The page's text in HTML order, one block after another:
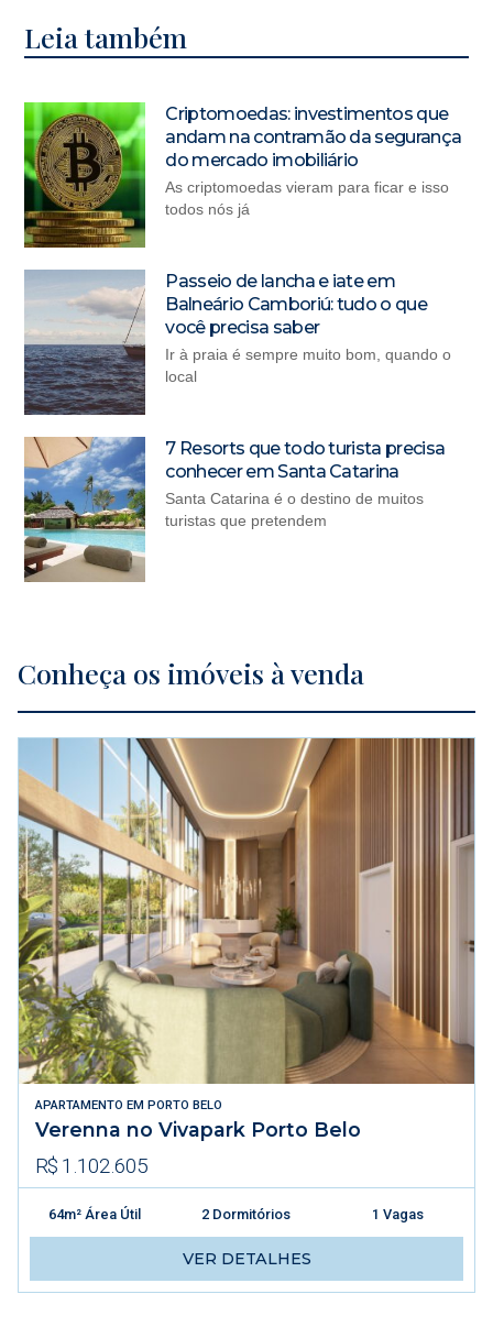
Leia também
Criptomoedas: investimentos que
andam na contramão da segurança
do mercado imobiliário
As criptomoedas vieram para ficar e isso
todos nós já
Passeio de lancha e iate em
Balneário Camboriú: tudo o que
você precisa saber
Ir à praia é sempre muito bom, quando o
local
7 Resorts que todo turista precisa
conhecer em Santa Catarina
Santa Catarina é o destino de muitos
turistas que pretendem
Conheça os imóveis à venda
APARTAMENTO EM PORTO BELO
Verenna no Vivapark Porto Belo
R$ 1.102.605
64m² Área Útil 2 Dormitórios 1 Vagas
VER DETALHES